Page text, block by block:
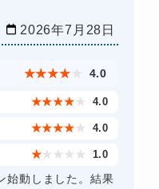
2026年7月28日
★★★★ ★ 4.0
★★★★ ★ 4.0
★★★★ ★ 4.0
★★ ★ ★ ★ 1.0
始動しました。結果